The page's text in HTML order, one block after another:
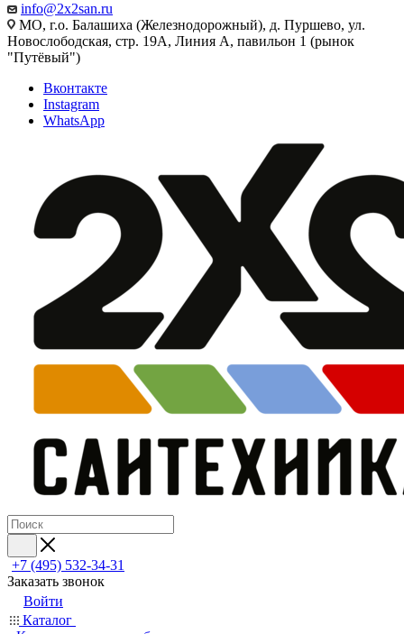
info@2x2san.ru
МО, г.о. Балашиха (Железнодорожный), д. Пуршево, ул.
Новослободская, стр. 19А, Линия А, павильон 1 (рынок
"Путёвый")
Вконтакте
Instagram
WhatsApp
+7 (495) 532‑34‑31
Заказать звонок
Войти
Каталог